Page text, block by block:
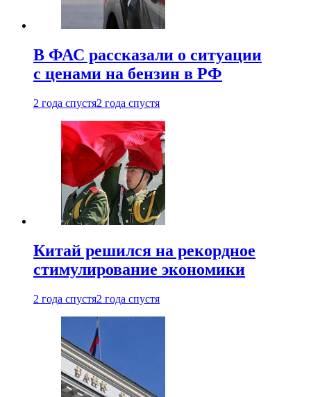
В ФАС рассказали о ситуации
с ценами на бензин в РФ
2 года спустя2 года спустя
Китай решился на рекордное
стимулирование экономики
2 года спустя2 года спустя